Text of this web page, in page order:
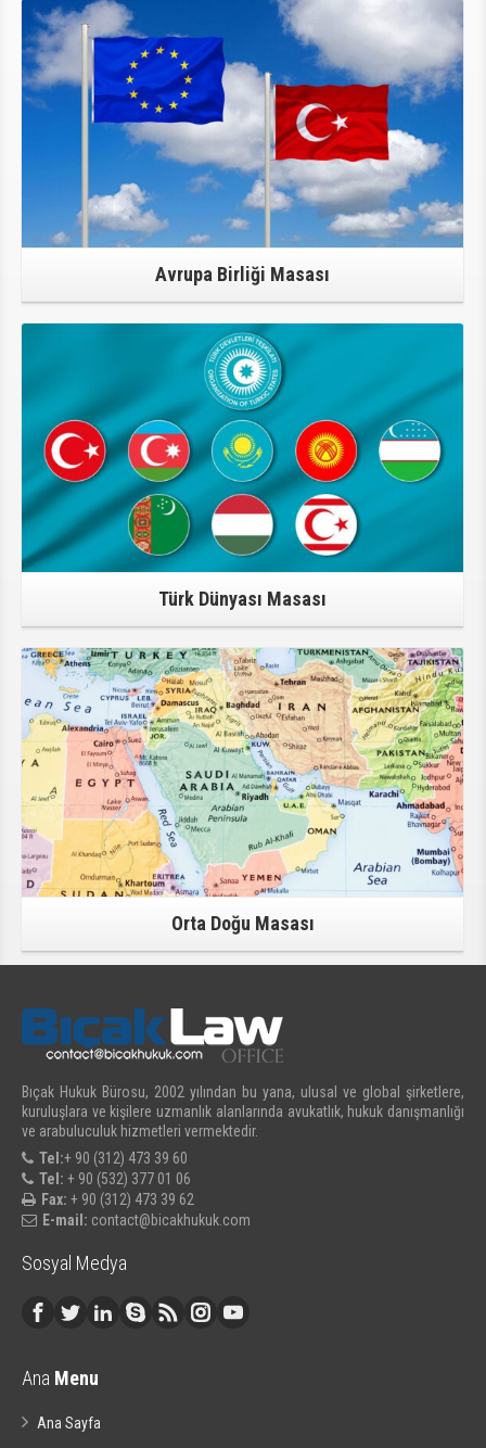
Avrupa Birliği Masası
Türk Dünyası Masası
Orta Doğu Masası
Bıçak Hukuk Bürosu, 2002 yılından bu yana, ulusal ve global şirketlere,
kuruluşlara ve kişilere uzmanlık alanlarında avukatlık, hukuk danışmanlığı
ve arabuluculuk hizmetleri vermektedir.
Tel:+ 90 (312) 473 39 60
Tel: + 90 (532) 377 01 06
Fax: + 90 (312) 473 39 62
E-mail: contact@bicakhukuk.com
Sosyal Medya
Ana Menu
Ana Sayfa